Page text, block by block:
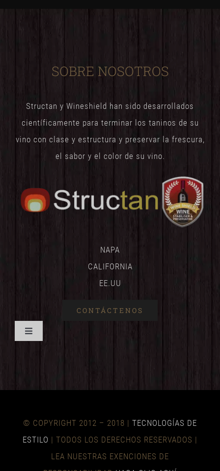
SOBRE NOSOTROS
Structan y Wineshield han sido desarrollados
científicamente para terminar los taninos de su
vino con clase y estructura y preservar la frescura,
el sabor y el color de su vino.
NAPA
CALIFORNIA
EE.UU
CONTÁCTENOS
Navegación
ESCUDO DE VINO
© COPYRIGHT 2012 – 2018 | TECNOLOGÍAS DE
ESTILO | TODOS LOS DERECHOS RESERVADOS |
LEA NUESTRAS EXENCIONES DE